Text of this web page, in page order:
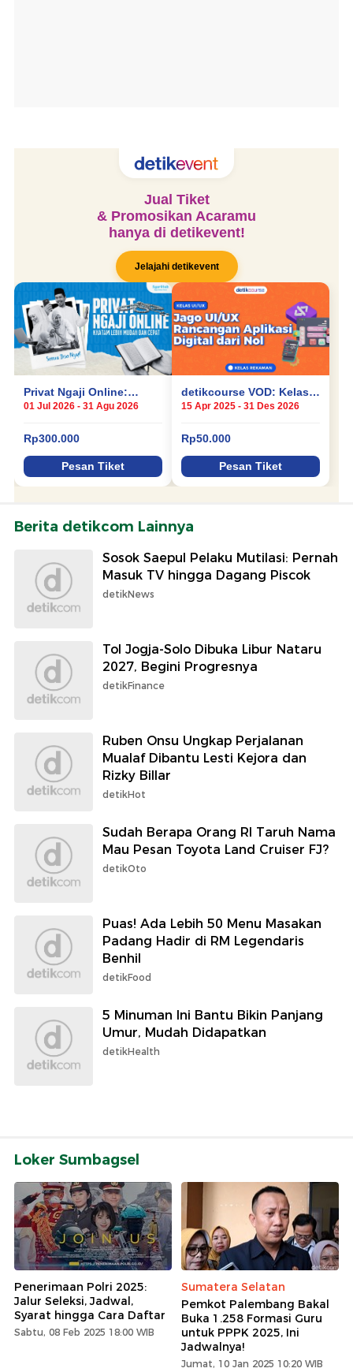
Berita detikcom Lainnya
Sosok Saepul Pelaku Mutilasi: Pernah
Masuk TV hingga Dagang Piscok
detikNews
Tol Jogja-Solo Dibuka Libur Nataru
2027, Begini Progresnya
detikFinance
Ruben Onsu Ungkap Perjalanan
Mualaf Dibantu Lesti Kejora dan
Rizky Billar
detikHot
Sudah Berapa Orang RI Taruh Nama
Mau Pesan Toyota Land Cruiser FJ?
detikOto
Puas! Ada Lebih 50 Menu Masakan
Padang Hadir di RM Legendaris
Benhil
detikFood
5 Minuman Ini Bantu Bikin Panjang
Umur, Mudah Didapatkan
detikHealth
Loker Sumbagsel
Penerimaan Polri 2025:
Jalur Seleksi, Jadwal,
Syarat hingga Cara Daftar
Sabtu, 08 Feb 2025 18:00 WIB
Sumatera Selatan
Pemkot Palembang Bakal
Buka 1.258 Formasi Guru
untuk PPPK 2025, Ini
Jadwalnya!
Jumat, 10 Jan 2025 10:20 WIB